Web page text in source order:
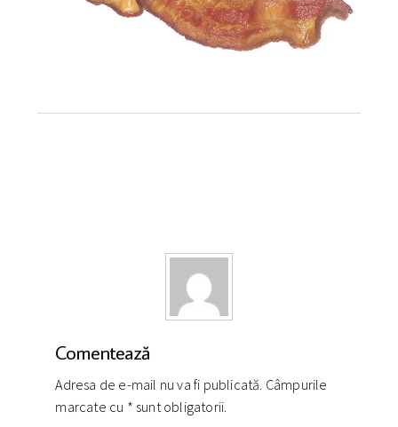
Comentează
Adresa de e-mail nu va fi publicată. Câmpurile
marcate cu * sunt obligatorii.